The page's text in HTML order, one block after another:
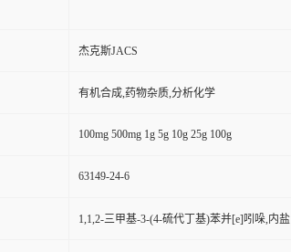
杰克斯JACS
有机合成,药物杂质,分析化学
100mg 500mg 1g 5g 10g 25g 100g
63149-24-6
1,1,2-三甲基-3-(4-硫代丁基)苯并[e]吲哚,内盐